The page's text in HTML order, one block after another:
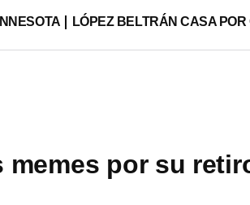
LÓPEZ BELTRÁN CASA
memes por su